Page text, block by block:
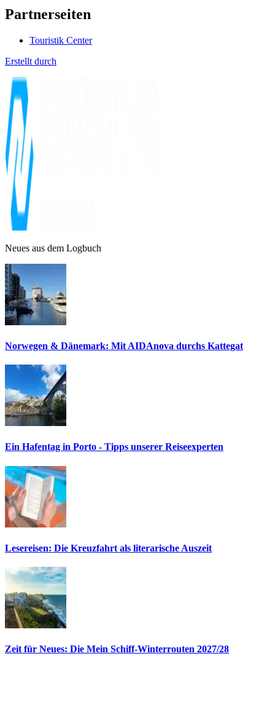
Partnerseiten
Touristik Center
Erstellt durch
Neues aus dem Logbuch
Norwegen & Dänemark: Mit AIDAnova durchs Kattegat
Ein Hafentag in Porto - Tipps unserer Reiseexperten
Lesereisen: Die Kreuzfahrt als literarische Auszeit
Zeit für Neues: Die Mein Schiff-Winterrouten 2027/28